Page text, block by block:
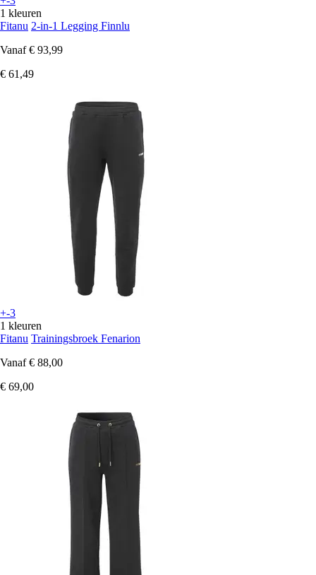
1 kleuren
Fitanu 2-in-1 Legging Finnlu
Vanaf € 93,99
€ 61,49
+-3
1 kleuren
Fitanu Trainingsbroek Fenarion
Vanaf € 88,00
€ 69,00